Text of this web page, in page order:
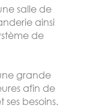
salle de
ainsi
de
grande
afin de
ses besoins.